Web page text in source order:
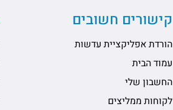
קישורים חשובים
הורדת אפליקציית עדשות
עמוד הבית
החשבון שלי
לקוחות ממליצים